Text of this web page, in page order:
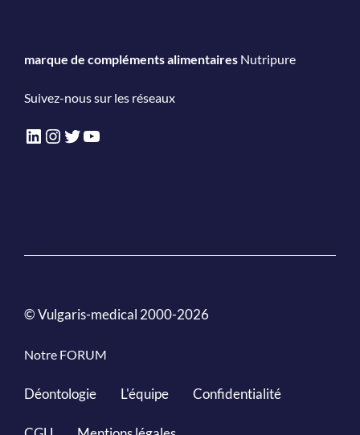
marque de compléments alimentaires Nutripure
Suivez-nous sur les réseaux
LinkedIn
Instagram
Twitter
YouTube
© Vulgaris-medical 2000-2026
Notre FORUM
Déontologie L'équipe Confidentialité